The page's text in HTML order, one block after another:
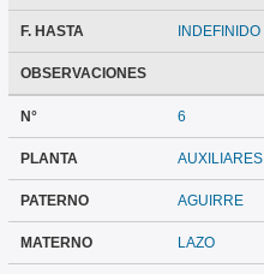
F. HASTA INDEFINIDO
OBSERVACIONES
N° 6
PLANTA AUXILIARES
PATERNO AGUIRRE
MATERNO LAZO